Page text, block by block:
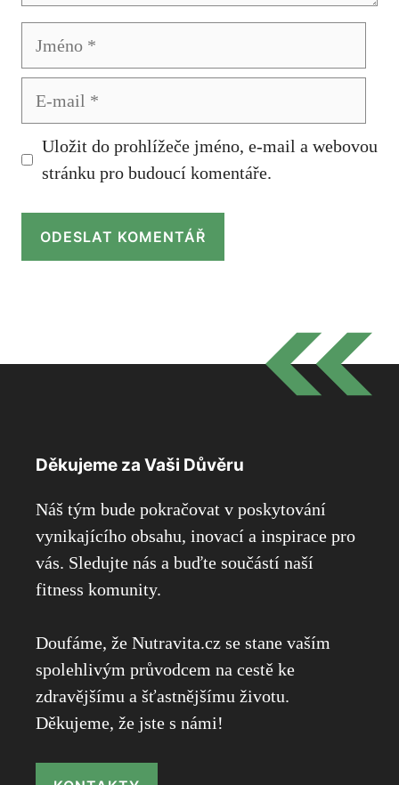
Jméno
Uložit do prohlížeče jméno, e-mail a webovou
stránku pro budoucí komentáře.
Děkujeme za Vaši Důvěru
Náš tým bude pokračovat v poskytování
vynikajícího obsahu, inovací a inspirace pro
vás. Sledujte nás a buďte součástí naší
fitness komunity.
Doufáme, že Nutravita.cz se stane vaším
spolehlivým průvodcem na cestě ke
zdravějšímu a šťastnějšímu životu.
Děkujeme, že jste s námi!